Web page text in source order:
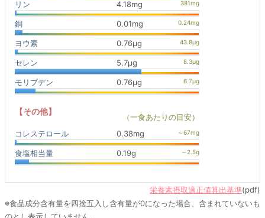
リン 4.18mg
銅 0.01mg
ヨウ素 0.76μg
セレン 5.7μg
モリブデン 0.76μg
【その他】
（一食あたりの目安）
コレステロール
0.38mg
食塩相当量 0.19g
栄養素摂取適正値算出基準(pdf)
※食品成分含有量を四捨五入し含有量が0になった場合、含まれていないも